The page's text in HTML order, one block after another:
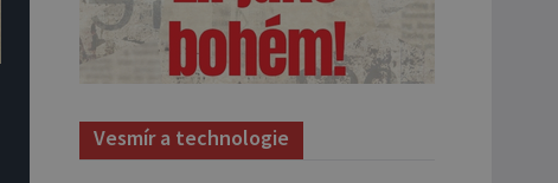
Vesmír a technologie